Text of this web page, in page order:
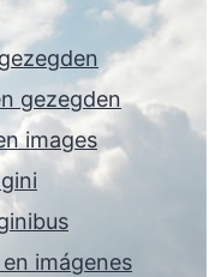
gezegden
images
imágenes